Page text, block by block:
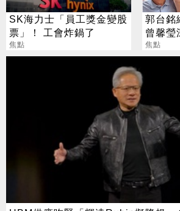
SK海力士「員工獎金變股
票」！ 工會炸鍋了
焦點
郭台銘
曾馨瑩
吐盡最
焦點